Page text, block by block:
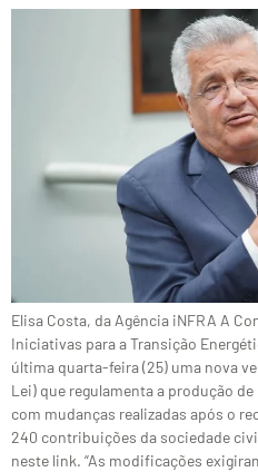
Elisa Costa, da Agência iNFRA A
Iniciativas para a Transição
última quarta-feira (25) uma nova
Lei) que regulamenta a produção
com mudanças realizadas após o
240 contribuições da sociedade
neste link. “As modificações